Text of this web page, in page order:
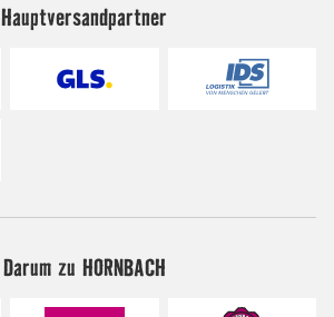
Hauptversandpartner
Darum zu HORNBACH